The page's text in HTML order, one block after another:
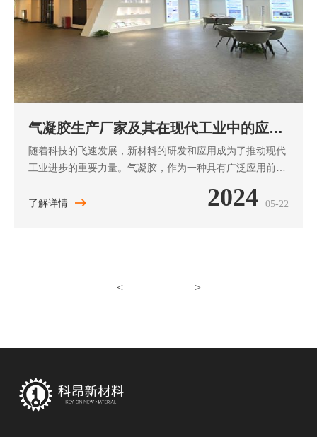
气凝胶生产厂家及其在现代工业中的应用
与发展
随着科技的飞速发展，新材料的研发和应用成为了推动现代
工业进步的重要力量。气凝胶，作为一种具有广泛应用前景
胶生产厂家及其在现代工业中的应用与发展。
了解详情 2024 05-22
< >